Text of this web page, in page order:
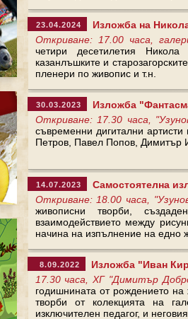
23.04.2024
Изложба на
Откриване: 17.00 часа,
четири десетилетия
казанлъшките и
пленери по живопис и т.н.
30.03.2023
Изложба
Откриване: 17.30 часа,
съвременни дигитални
Петров, Павел Попов, Димитър
14.07.2023
Самостоятелна
Откриване: 18.00 часа,
живописни творби,
взаимодействието между
начина на изпълнение на едно
8.09.2022
Изложба "Иван
17.30 часа, ХГ "Димитър
годишнината от рождението
творби от колекцията на
изключителен педагог, и